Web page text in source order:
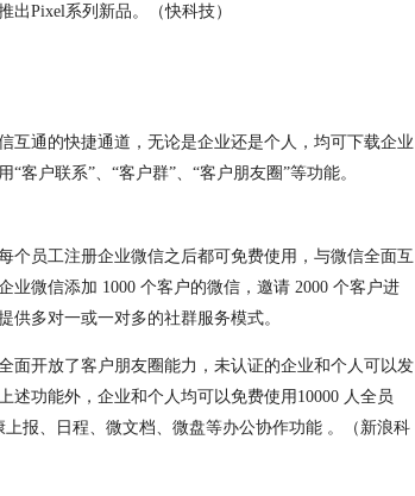
出Pixel系列新品。（快科技）
互通的快捷通道，无论是企业还是个人，均可下载企业
客户联系”、“客户群”、“客户朋友圈”等功能。
个员工注册企业微信之后都可免费使用，与微信全面互
业微信添加 1000 个客户的微信，邀请 2000 个客户进
供多对一或一对多的社群服务模式。
面开放了客户朋友圈能力，未认证的企业和个人可以发
述功能外，企业和个人均可以免费使用10000 人全员
报、日程、微文档、微盘等办公协作功能 。（新浪科